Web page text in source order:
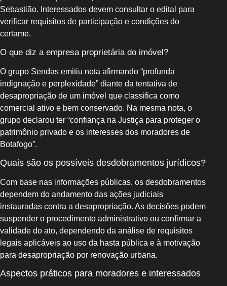
Sebastião. Interessados devem consultar o edital para
verificar requisitos de participação e condições do
certame.
O que diz a empresa proprietária do imóvel?
O grupo Sendas emitiu nota afirmando “profunda
indignação e perplexidade” diante da tentativa de
desapropriação de um imóvel que classifica como
comercial ativo e bem conservado. Na mesma nota, o
grupo declarou ter “confiança na Justiça para proteger o
patrimônio privado e os interesses dos moradores de
Botafogo”.
Quais são os possíveis desdobramentos jurídicos?
Com base nas informações públicas, os desdobramentos
dependem do andamento das ações judiciais
instauradas contra a desapropriação. As decisões podem
suspender o procedimento administrativo ou confirmar a
validade do ato, dependendo da análise de requisitos
legais aplicáveis ao uso da hasta pública e à motivação
para desapropriação por renovação urbana.
Aspectos práticos para moradores e interessados